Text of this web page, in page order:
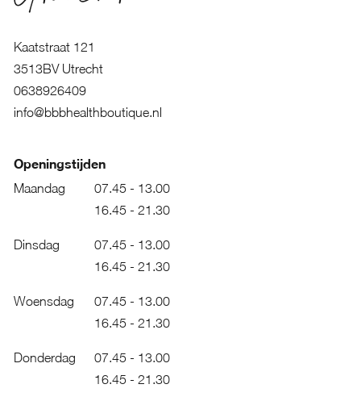
Kaatstraat 121
3513BV Utrecht
0638926409
info@bbbhealthboutique.nl
Openingstijden
Maandag
07.45 - 13.00
16.45 - 21.30
Dinsdag
07.45 - 13.00
16.45 - 21.30
Woensdag
07.45 - 13.00
16.45 - 21.30
Donderdag
07.45 - 13.00
16.45 - 21.30